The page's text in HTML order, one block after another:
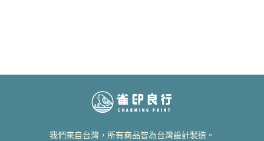
我們來自台灣，所有商品皆為台灣設計製造。